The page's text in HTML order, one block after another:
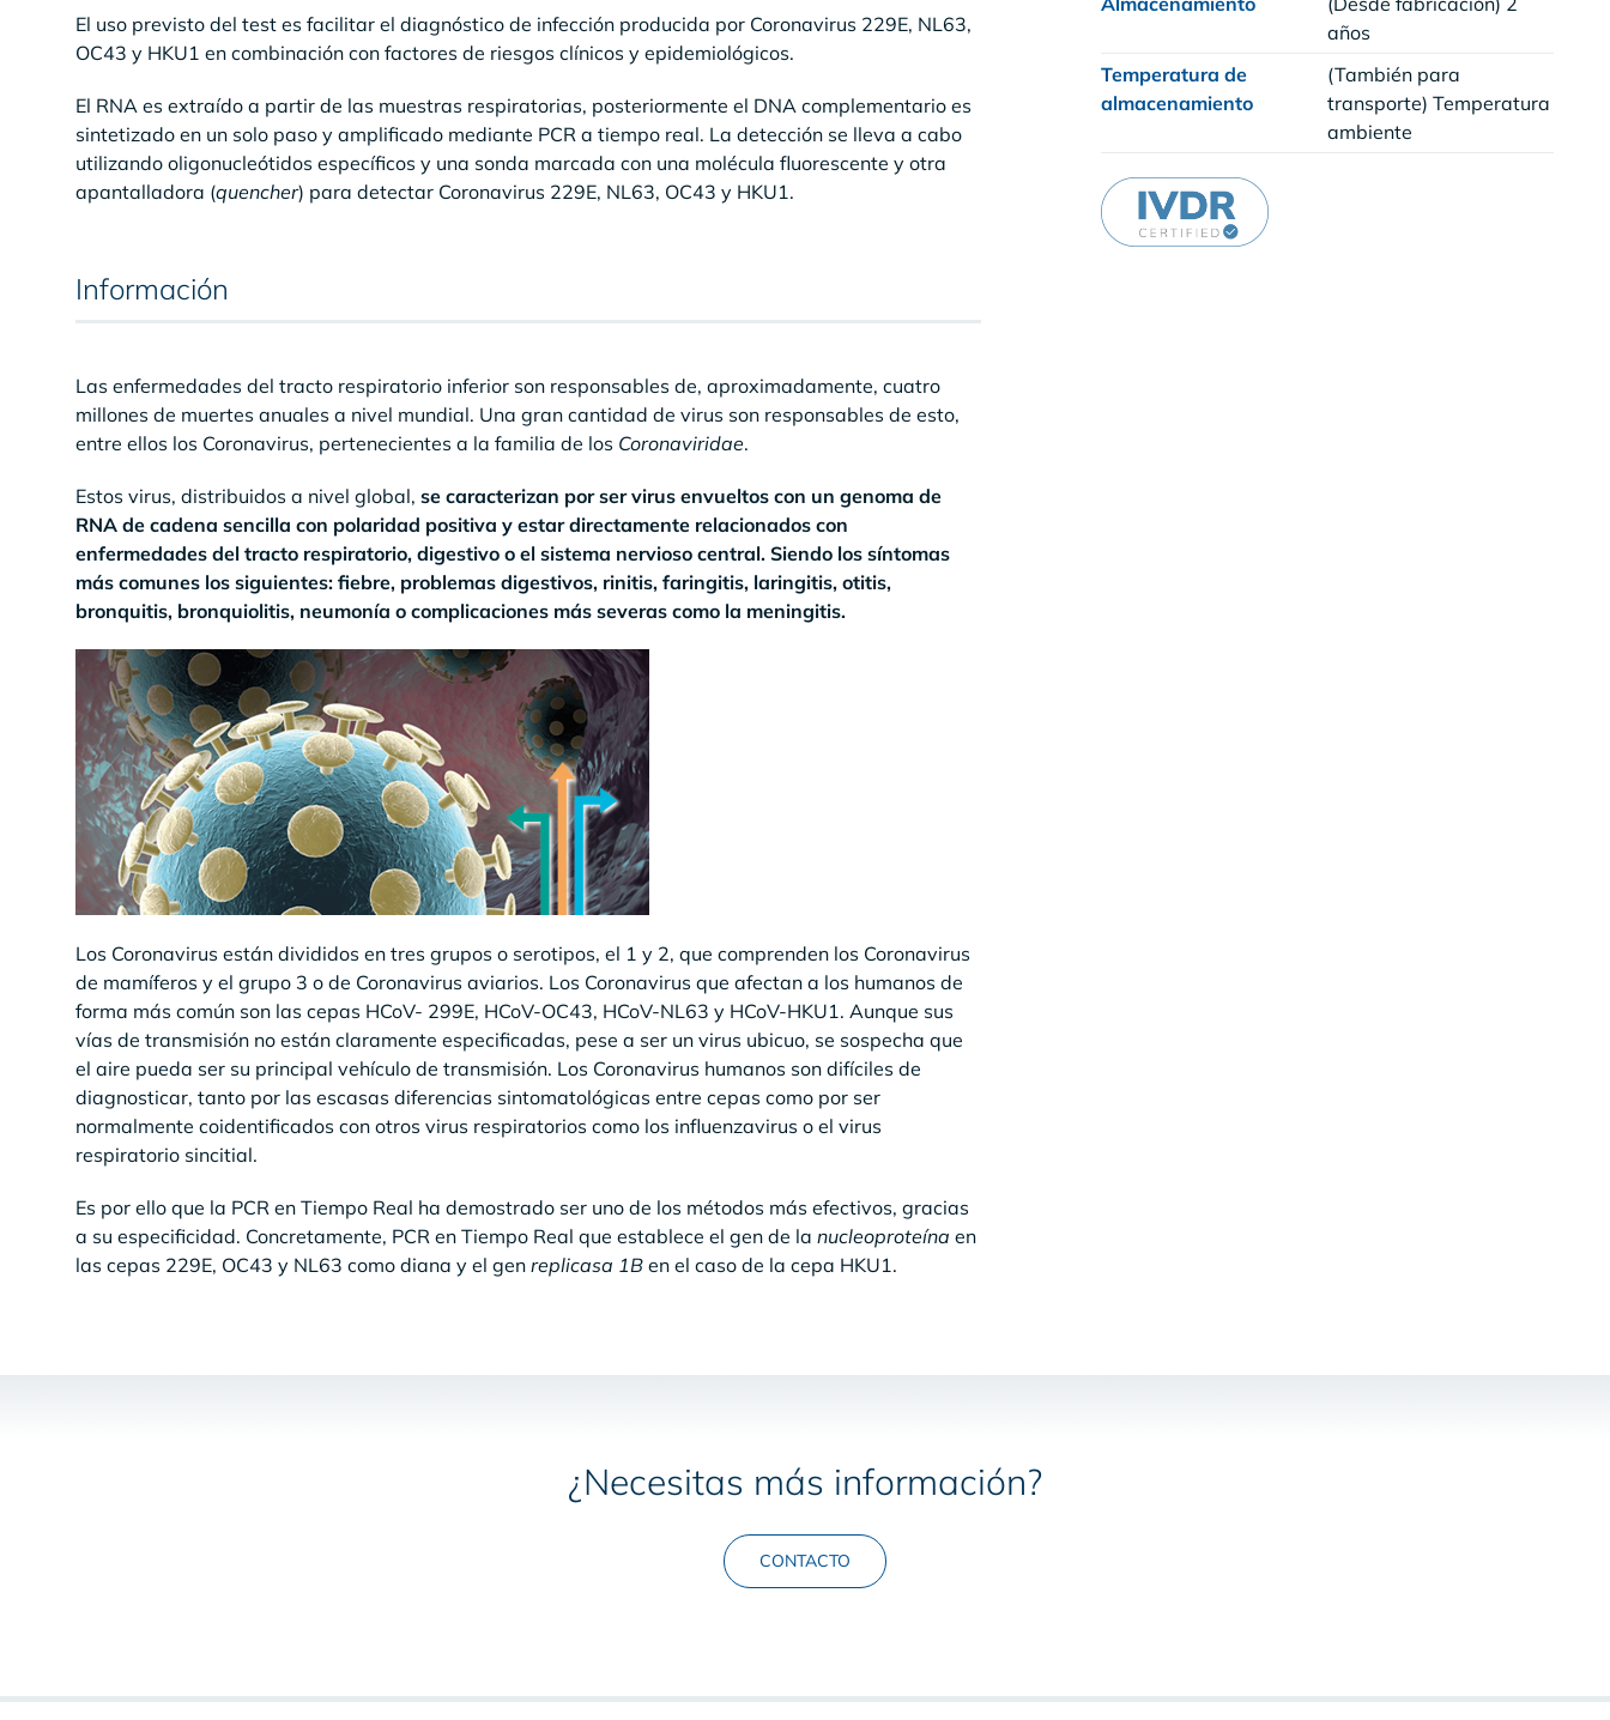
El uso previsto del test es facilitar el diagnóstico de infección producida por Coronavirus 229E, NL63,
OC43 y HKU1 en combinación con factores de riesgos clínicos y epidemiológicos.
El RNA es extraído a partir de las muestras respiratorias, posteriormente el DNA complementario es
sintetizado en un solo paso y amplificado mediante PCR a tiempo real. La detección se lleva a cabo
utilizando oligonucleótidos específicos y una sonda marcada con una molécula fluorescente y otra
apantalladora (quencher) para detectar Coronavirus 229E, NL63, OC43 y HKU1.
años
Temperatura de
almacenamiento
(También para
transporte) Temperatura
ambiente
Información
Las enfermedades del tracto respiratorio inferior son responsables de, aproximadamente, cuatro
millones de muertes anuales a nivel mundial. Una gran cantidad de virus son responsables de esto,
entre ellos los Coronavirus, pertenecientes a la familia de los Coronaviridae.
Estos virus, distribuidos a nivel global, se caracterizan por ser virus envueltos con un genoma de
RNA de cadena sencilla con polaridad positiva y estar directamente relacionados con
enfermedades del tracto respiratorio, digestivo o el sistema nervioso central. Siendo los síntomas
más comunes los siguientes: fiebre, problemas digestivos, rinitis, faringitis, laringitis, otitis,
bronquitis, bronquiolitis, neumonía o complicaciones más severas como la meningitis.
Los Coronavirus están divididos en tres grupos o serotipos, el 1 y 2, que comprenden los Coronavirus
de mamíferos y el grupo 3 o de Coronavirus aviarios. Los Coronavirus que afectan a los humanos de
forma más común son las cepas HCoV- 299E, HCoV-OC43, HCoV-NL63 y HCoV-HKU1. Aunque sus
vías de transmisión no están claramente especificadas, pese a ser un virus ubicuo, se sospecha que
el aire pueda ser su principal vehículo de transmisión. Los Coronavirus humanos son difíciles de
diagnosticar, tanto por las escasas diferencias sintomatológicas entre cepas como por ser
normalmente coidentificados con otros virus respiratorios como los influenzavirus o el virus
respiratorio sincitial.
Es por ello que la PCR en Tiempo Real ha demostrado ser uno de los métodos más efectivos, gracias
a su especificidad. Concretamente, PCR en Tiempo Real que establece el gen de la nucleoproteína en
las cepas 229E, OC43 y NL63 como diana y el gen replicasa 1B en el caso de la cepa HKU1.
¿Necesitas más información?
CONTACTO